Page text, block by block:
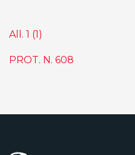
All. 1 (1)
PROT. N. 608